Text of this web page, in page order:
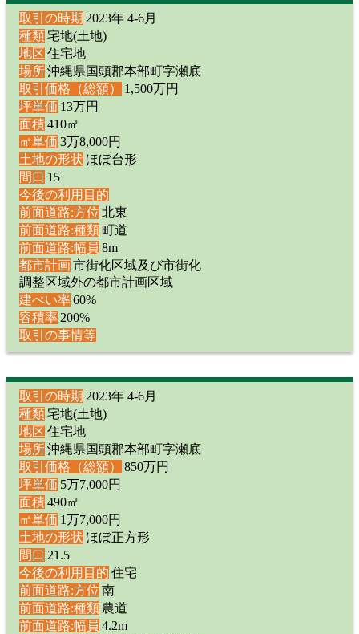
取引の時期 2023年 4-6月
種類 宅地(土地)
地区 住宅地
場所沖縄県国頭郡本部町字瀬底
取引価格（総額）
1,500万円
坪単価 13万円
面積410㎡
㎡単価 3万8,000円
土地の形状 ほぼ台形
間口 15
今後の利用目的
前面道路:方位 北東
前面道路:種類 町道
前面道路:幅員 8m
都市計画 市街化区域及び市街化
調整区域外の都市計画区域
建ぺい率60%
容積率200%
取引の事情等
取引の時期 2023年 4-6月
種類 宅地(土地)
地区 住宅地
場所沖縄県国頭郡本部町字瀬底
取引価格（総額）
850万円
坪単価 5万7,000円
面積490㎡
㎡単価 1万7,000円
土地の形状 ほぼ正方形
間口 21.5
今後の利用目的 住宅
前面道路:方位 南
前面道路:種類 農道
前面道路:幅員 4.2m